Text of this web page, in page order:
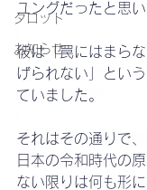
タロット
お知らせ
ユングだったと思い
彼は「罠にはまら
げられない」とい
ていました。
それはその通りで
日本の令和時代の
ない限りは何も形に